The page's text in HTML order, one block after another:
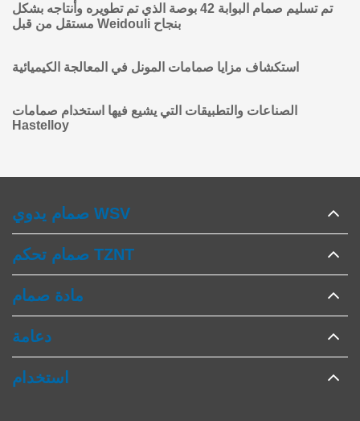
تم تسليم صمام البوابة 42 بوصة الذي تم تطويره وأنتاجه بشكل
مستقل من قبل Weidouli بنجاح
استكشاف مزايا صمامات المونل في المعالجة الكيميائية
الصناعات والتطبيقات التي يشيع فيها استخدام صمامات
Hastelloy
صمام يدوي WSV
صمام تحكم TZNT
مادة صمام
دعامة
استخدام